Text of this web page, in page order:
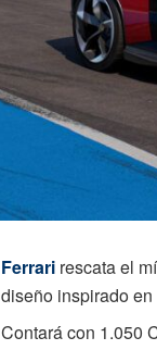
Ferrari rescata el
diseño inspirado
Contará con 1.050